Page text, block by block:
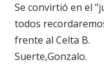
Se convirtió en el
todos
frente al Celta B.
Suerte,Gonzalo.